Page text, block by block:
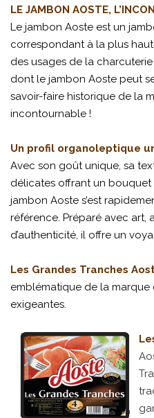
LE JAMBON AOSTE,
Le jambon Aoste est un
correspondant à la plus
des usages de la
dont le jambon Aoste peut
savoir-faire historique de la
incontournable !
Un profil organoleptique
Avec son goût unique, sa
délicates offrant un bouquet
jambon Aoste s’est
référence. Préparé avec art,
d’authenticité, il offre un
Les Grandes Tranches
emblématique de la marque
exigeantes.